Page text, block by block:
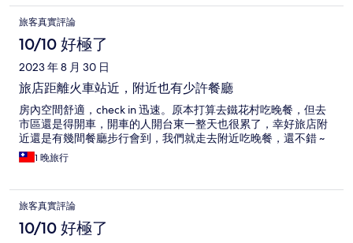
旅客真實評論
10/10 好極了
2023 年 8 月 30 日
旅店距離火車站近，附近也有少許餐廳
房內空間舒適，check in 迅速。原本打算去鐵花村吃晚餐，但去
市區還是得開車，開車的人開台東一整天也很累了，幸好旅店附
近還是有幾間餐廳步行會到，我們就走去附近吃晚餐，還不錯 ~
1 晚旅行
旅客真實評論
10/10 好極了